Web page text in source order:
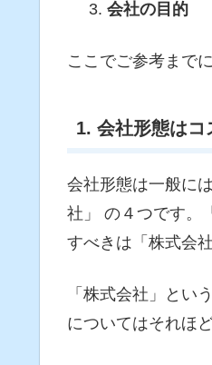
会社の目的
ここでご参考まで
1. 会社形態はコ
会社形態は一般に
社」 の４つです。
すべきは「株式会
「株式会社」とい
についてはそれほ